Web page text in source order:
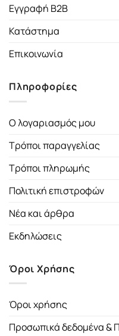
Εγγραφή B2B
Κατάστημα
Επικοινωνία
Πληροφορίες
Ο λογαριασμός μου
Τρόποι παραγγελίας
Τρόποι πληρωμής
Πολιτική επιστροφών
Νέα και άρθρα
Εκδηλώσεις
Όροι Χρήσης
Όροι χρήσης
Προσωπικά δεδομένα &